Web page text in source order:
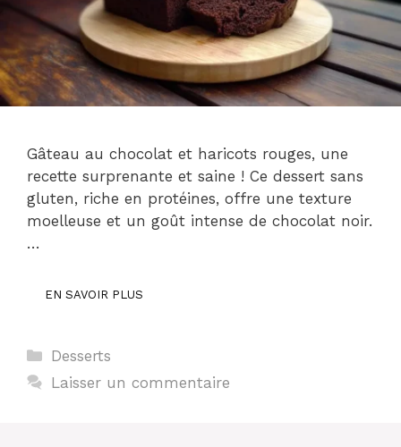
Gâteau au chocolat et haricots rouges, une
recette surprenante et saine ! Ce dessert sans
gluten, riche en protéines, offre une texture
moelleuse et un goût intense de chocolat noir.
…
EN SAVOIR PLUS
Catégories
Desserts
Laisser un commentaire